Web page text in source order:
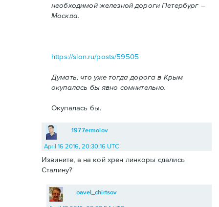
необходимой железной дороги Петербург –
Москва.
https://slon.ru/posts/59505
Думать, что уже тогда дорога в Крым
окупалась бы явно сомнительно.
Окупалась бы.
1977ermolov
April 16 2016, 20:30:16 UTC
Извините, а на кой хрен линкоры сдались
Сталину?
pavel_chirtsov